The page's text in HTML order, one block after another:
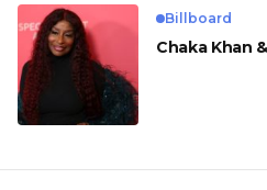
Billboard
Chaka Khan